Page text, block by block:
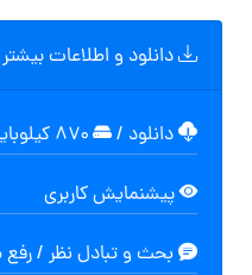
دانلود و اطلاعات بیشتر
دانلود /
پیشنمایش کاربری
بحث و تبادل نظر /